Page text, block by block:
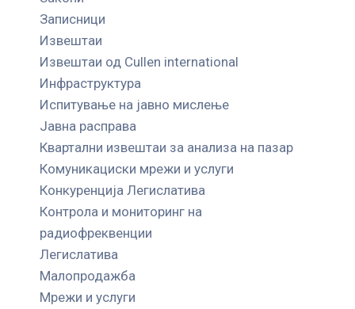
Записници
Извештаи
Извештаи од Cullen international
Инфраструктура
Испитување на јавно мислење
Јавна расправа
Квартални извештаи за анализа на пазар
Комуникациски мрежи и услуги
Конкуренција Легислатива
Контрола и мониторинг на
радиофреквенции
Легислатива
Малопродажба
Мрежи и услуги